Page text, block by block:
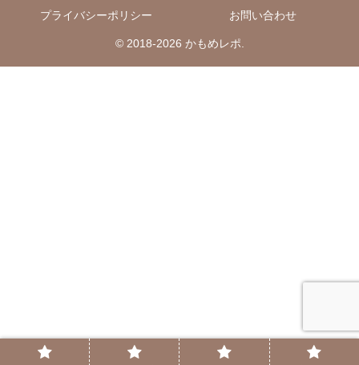
プライバシーポリシー
お問い合わせ
© 2018-2026 かもめレポ.